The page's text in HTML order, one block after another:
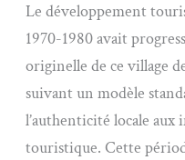
Le développement
1970-1980 avait
originelle de ce village
suivant un modèle
l’authenticité locale aux
touristique. Cette